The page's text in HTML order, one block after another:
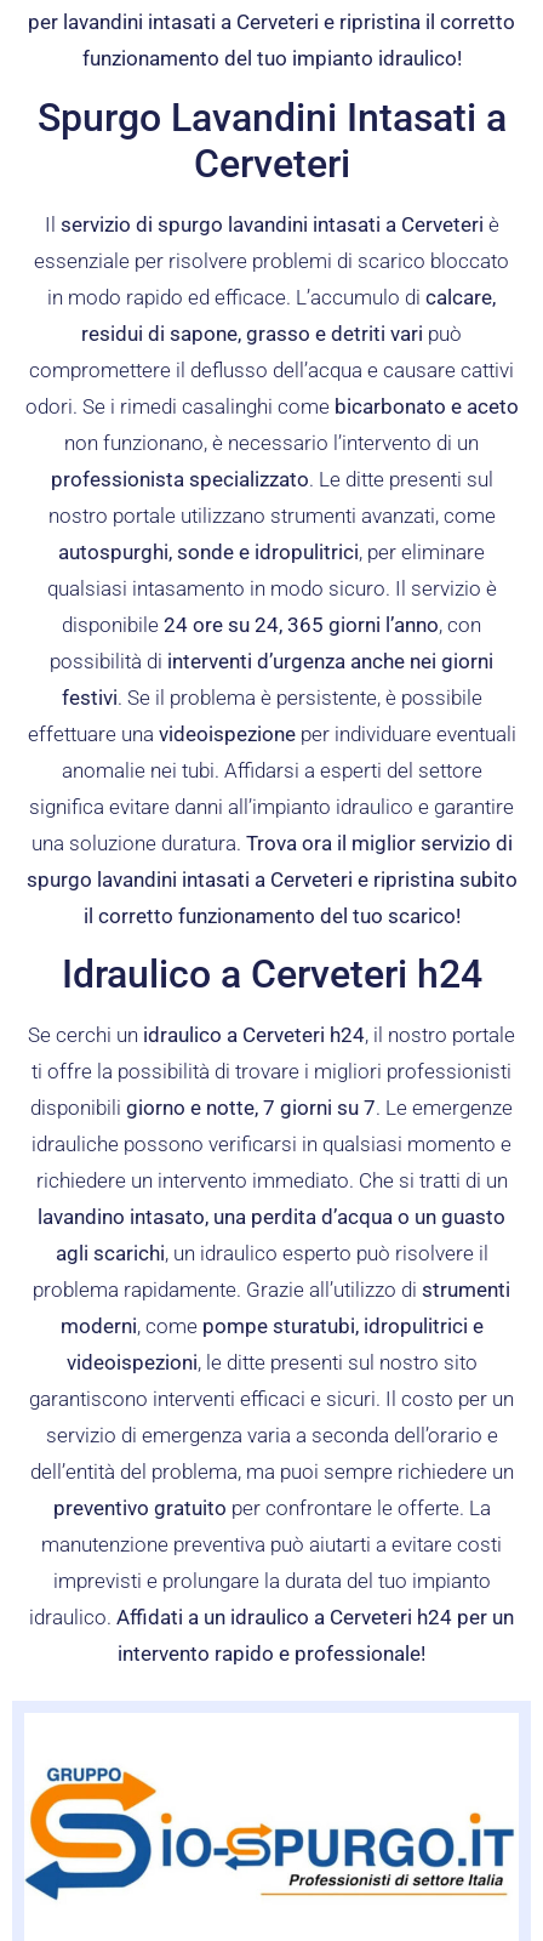
per lavandini intasati a Cerveteri e ripristina il corretto
funzionamento del tuo impianto idraulico!
Spurgo Lavandini Intasati a
Cerveteri
Il servizio di spurgo lavandini intasati a Cerveteri è
essenziale per risolvere problemi di scarico bloccato
in modo rapido ed efficace. L’accumulo di calcare,
residui di sapone, grasso e detriti vari può
compromettere il deflusso dell’acqua e causare cattivi
odori. Se i rimedi casalinghi come bicarbonato e aceto
non funzionano, è necessario l’intervento di un
professionista specializzato. Le ditte presenti sul
nostro portale utilizzano strumenti avanzati, come
autospurghi, sonde e idropulitrici, per eliminare
qualsiasi intasamento in modo sicuro. Il servizio è
disponibile 24 ore su 24, 365 giorni l’anno, con
possibilità di interventi d’urgenza anche nei giorni
festivi. Se il problema è persistente, è possibile
effettuare una videoispezioneper individuare eventuali
anomalie nei tubi. Affidarsi a esperti del settore
significa evitare danni all’impianto idraulico e garantire
una soluzione duratura. Trova ora il miglior servizio di
spurgo lavandini intasati a Cerveteri e ripristina subito
il corretto funzionamento del tuo scarico!
Idraulico a Cerveteri h24
Se cerchi un idraulico a Cerveteri h24, il nostro portale
ti offre la possibilità di trovare i migliori professionisti
disponibili giorno e notte, 7 giorni su 7. Le emergenze
idrauliche possono verificarsi in qualsiasi momento e
richiedere un intervento immediato. Che si tratti di un
lavandino intasato, una perdita d’acqua o un guasto
agli scarichi, un idraulico esperto può risolvere il
problema rapidamente. Grazie all’utilizzo di strumenti
moderni, come pompe sturatubi, idropulitrici e
videoispezioni, le ditte presenti sul nostro sito
garantiscono interventi efficaci e sicuri. Il costo per un
servizio di emergenza varia a seconda dell’orario e
dell’entità del problema, ma puoi sempre richiedere un
preventivo gratuito per confrontare le offerte. La
manutenzione preventiva può aiutarti a evitare costi
imprevisti e prolungare la durata del tuo impianto
idraulico. Affidati a un idraulico a Cerveteri h24 per un
intervento rapido e professionale!